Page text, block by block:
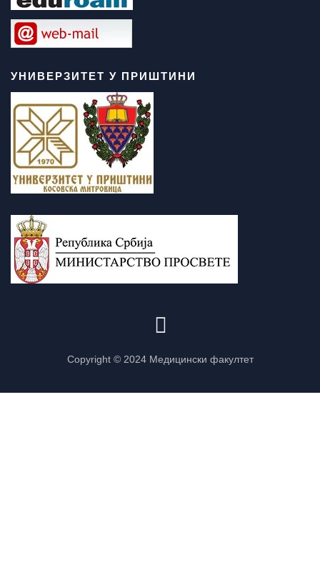
УНИВЕРЗИТЕТ У ПРИШТИНИ
Copyright © 2024 Медицински факултет